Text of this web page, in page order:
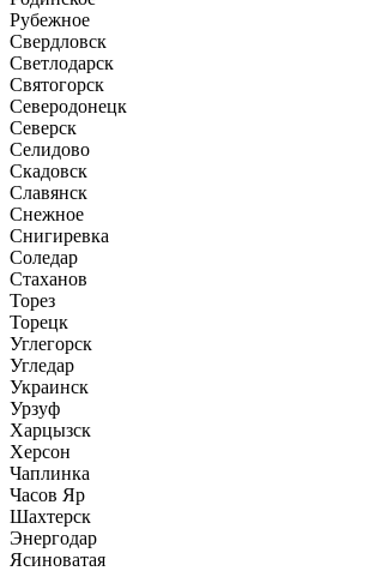
Рубежное
Свердловск
Светлодарск
Святогорск
Северодонецк
Северск
Селидово
Скадовск
Славянск
Снежное
Снигиревка
Соледар
Стаханов
Торез
Торецк
Углегорск
Угледар
Украинск
Урзуф
Харцызск
Херсон
Чаплинка
Часов Яр
Шахтерск
Энергодар
Ясиноватая